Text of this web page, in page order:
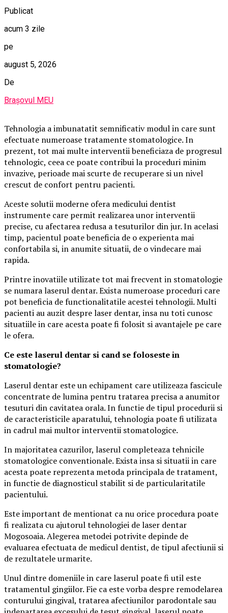
Publicat
acum 3 zile
pe
august 5, 2026
De
Brașovul MEU
Tehnologia a imbunatatit semnificativ modul in care sunt
efectuate numeroase tratamente stomatologice. In
prezent, tot mai multe interventii beneficiaza de progresul
tehnologic, ceea ce poate contribui la proceduri minim
invazive, perioade mai scurte de recuperare si un nivel
crescut de confort pentru pacienti.
Aceste solutii moderne ofera medicului dentist
instrumente care permit realizarea unor interventii
precise, cu afectarea redusa a tesuturilor din jur. In acelasi
timp, pacientul poate beneficia de o experienta mai
confortabila si, in anumite situatii, de o vindecare mai
rapida.
Printre inovatiile utilizate tot mai frecvent in stomatologie
se numara laserul dentar. Exista numeroase proceduri care
pot beneficia de functionalitatile acestei tehnologii. Multi
pacienti au auzit despre laser dentar, insa nu toti cunosc
situatiile in care acesta poate fi folosit si avantajele pe care
le ofera.
Ce este laserul dentar si cand se foloseste in
stomatologie?
Laserul dentar este un echipament care utilizeaza fascicule
concentrate de lumina pentru tratarea precisa a anumitor
tesuturi din cavitatea orala. In functie de tipul procedurii si
de caracteristicile aparatului, tehnologia poate fi utilizata
in cadrul mai multor interventii stomatologice.
In majoritatea cazurilor, laserul completeaza tehnicile
stomatologice conventionale. Exista insa si situatii in care
acesta poate reprezenta metoda principala de tratament,
in functie de diagnosticul stabilit si de particularitatile
pacientului.
Este important de mentionat ca nu orice procedura poate
fi realizata cu ajutorul tehnologiei de laser dentar
Mogosoaia. Alegerea metodei potrivite depinde de
evaluarea efectuata de medicul dentist, de tipul afectiunii si
de rezultatele urmarite.
Unul dintre domeniile in care laserul poate fi util este
tratamentul gingiilor. Fie ca este vorba despre remodelarea
conturului gingival, tratarea afectiunilor parodontale sau